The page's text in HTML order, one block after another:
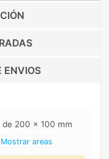
ENVIOS
de 200 x 100 mm
areas